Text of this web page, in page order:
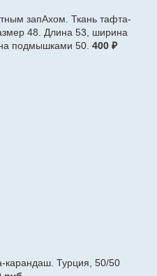
запАхом. Ткань тафта-
48. Длина 53, ширина
подмышками 50. 400 ₽
карандаш. Турция, 50/50